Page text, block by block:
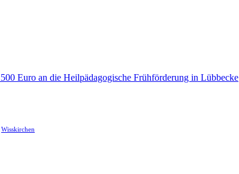
Euro an die Heilpädagogische Frühförderung in Lübbecke
Wisskirchen